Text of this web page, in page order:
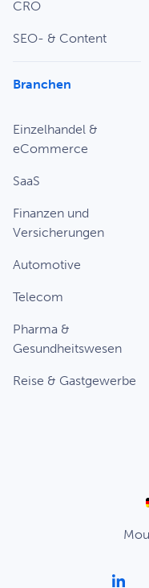
CRO
SEO- & Content
Branchen
Einzelhandel &
eCommerce
SaaS
Finanzen und
Versicherungen
Automotive
Telecom
Pharma &
Gesundheitswesen
Reise & Gastgewerbe